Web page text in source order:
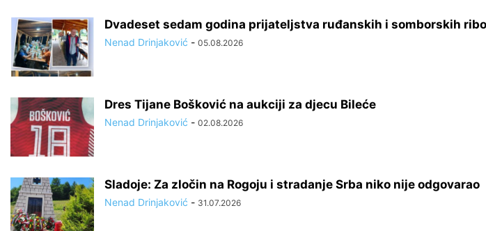
Dvadeset sedam godina prijateljstva ruđanskih i somborskih
Nenad Drinjaković - 05.08.2026
Dres Tijane Bošković na aukciji za djecu Bileće
Nenad Drinjaković - 02.08.2026
Sladoje: Za zločin na Rogoju i stradanje Srba niko nije odgovarao
Nenad Drinjaković - 31.07.2026